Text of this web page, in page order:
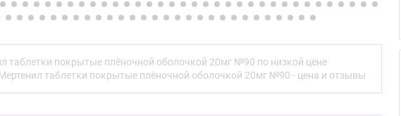
плёночной оболочкой 40 мг :
двояковыпуклой формы, покрытые плёночной оболочкой
белого цвета. На одной стороне таблетки выгравирована
таблетки покрытые плёночной оболочкой 20мг №90 по низкой цене
таблетки покрытые плёночной оболочкой 20мг №90 - цена и отзывы